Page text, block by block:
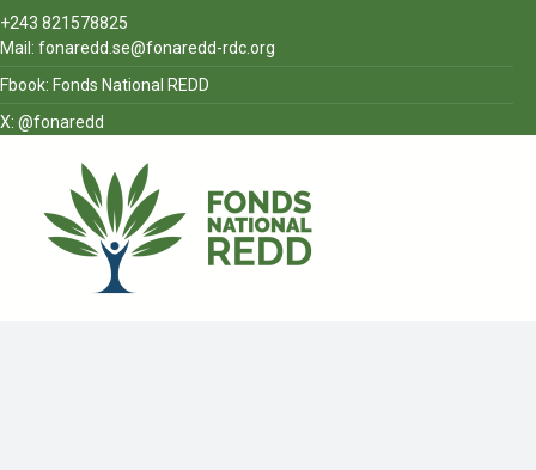
+243 821578825
Mail: fonaredd.se@fonaredd-rdc.org
Fbook: Fonds National REDD
X: @fonaredd